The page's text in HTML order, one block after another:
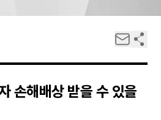
손해배상 받을 수 있을